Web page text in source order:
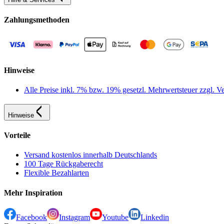
Zahlungsmethoden
Hinweise
Alle Preise inkl. 7% bzw. 19% gesetzl. Mehrwertsteuer zzgl.
Hinweise
Vorteile
Versand kostenlos innerhalb Deutschlands
100 Tage Rückgaberecht
Flexible Bezahlarten
Mehr Inspiration
Facebook Instagram Youtube
Linkedin